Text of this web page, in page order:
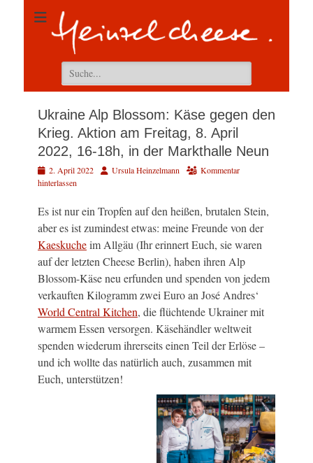
Suchen
nach:
Ukraine Alp Blossom: Käse gegen den
Krieg. Aktion am Freitag, 8. April
2022, 16-18h, in der Markthalle Neun
Veröffentlicht
am
2. April 2022 AutorUrsula Heinzelmann
Kommentar
hinterlassen
Es ist nur ein Tropfen auf den heißen, brutalen Stein,
aber es ist zumindest etwas: meine Freunde von der
Kaeskucheim Allgäu (Ihr erinnert Euch, sie waren
auf der letzten Cheese Berlin), haben ihren Alp
Blossom-Käse neu erfunden und spenden von jedem
verkauften Kilogramm zwei Euro an José Andres‘
World Central Kitchen, die flüchtende Ukrainer mit
warmem Essen versorgen. Käsehändler weltweit
spenden wiederum ihrerseits einen Teil der Erlöse –
und ich wollte das natürlich auch, zusammen mit
Euch, unterstützen!